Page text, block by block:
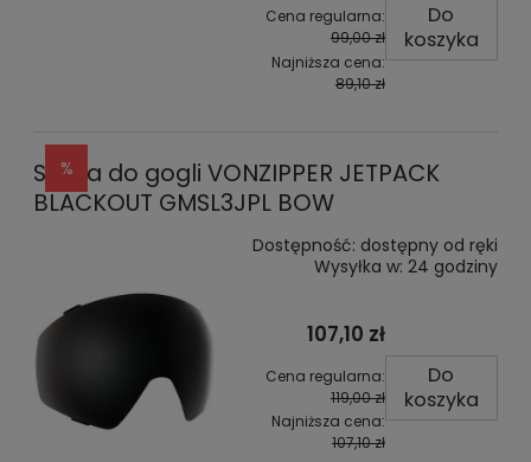
Cena regularna:
99,00 zł
Najniższa cena:
89,10 zł
Do
koszyka
Szyba do gogli VONZIPPER JETPACK
BLACKOUT GMSL3JPL BOW
Dostępność: dostępny od ręki
Wysyłka w: 24 godziny
107,10 zł
Cena regularna:
119,00 zł
Najniższa cena:
107,10 zł
Do
koszyka